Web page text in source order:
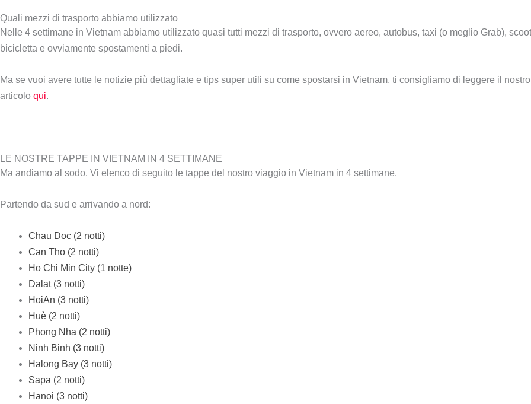
Quali mezzi di trasporto abbiamo utilizzato
Nelle 4 settimane in Vietnam abbiamo utilizzato quasi tutti mezzi di trasporto, ovvero aereo, autobus, taxi (o meglio Grab),
bicicletta e ovviamente spostamenti a piedi.
Ma se vuoi avere tutte le notizie più dettagliate e tips super utili su come spostarsi in Vietnam, ti consigliamo di leggere il nostro
articolo qui.
LE NOSTRE TAPPE IN VIETNAM IN 4 SETTIMANE
Ma andiamo al sodo. Vi elenco di seguito le tappe del nostro viaggio in Vietnam in 4 settimane.
Partendo da sud e arrivando a nord:
Chau Doc (2 notti)
Can Tho (2 notti)
Ho Chi Min City (1 notte)
Dalat (3 notti)
HoiAn (3 notti)
Huè (2 notti)
Phong Nha (2 notti)
Ninh Binh (3 notti)
Halong Bay (3 notti)
Sapa (2 notti)
Hanoi (3 notti)